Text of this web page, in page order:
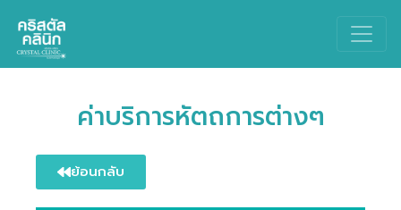
Main Navigation
ค่าบริการหัตถการต่างๆ
ย้อนกลับ